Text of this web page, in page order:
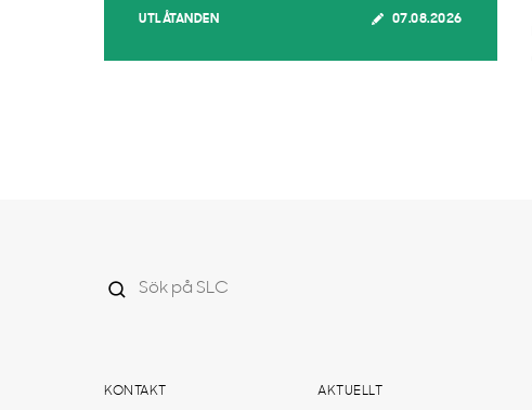
UTLÅTANDEN 07.08.2026
KONTAKT AKTUELLT